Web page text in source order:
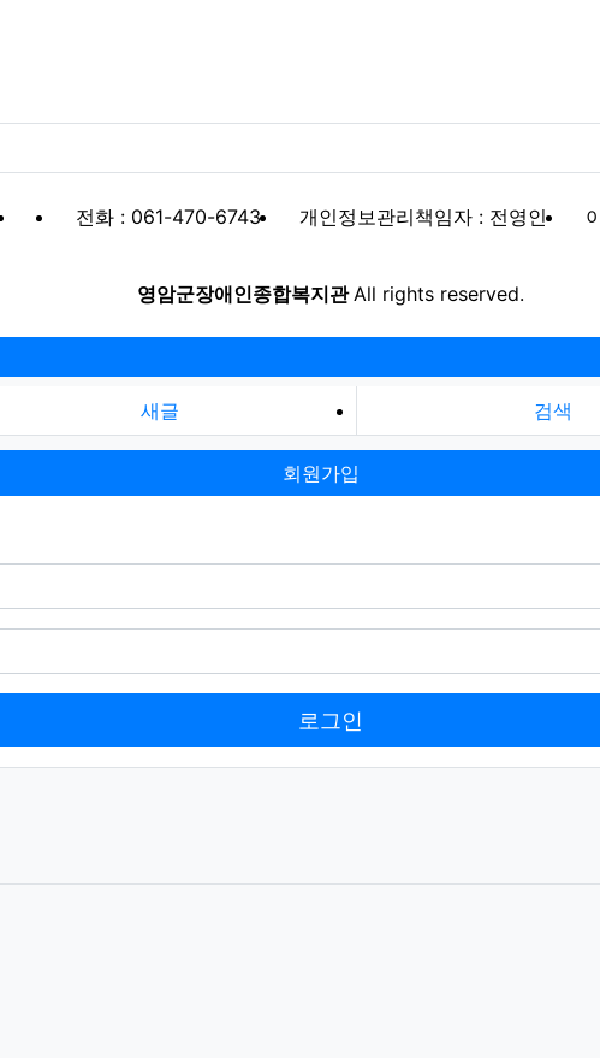
전화 : 061-470-6743 개인정보관리책임자 : 전영인
영암군장애인종합복지관 All rights reserved.
새글 검색
회원가입
로그인